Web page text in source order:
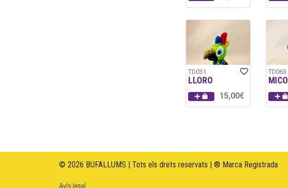
TD031
LLORO
15,00€
TD063
MICO
© 2026 BUFALLUMS | Tots els drets reservats | ® Marca Registrada
Avís legal